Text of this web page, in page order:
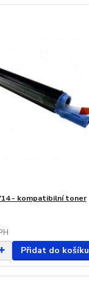
- kompatibilní toner
Přidat do košíku